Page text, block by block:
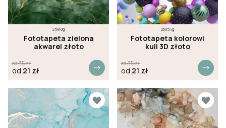
25910g
Fototapeta zielona
akwarel złoto
od35zł
od 21 zł
26054g
Fototapeta kolorowi
kuli 3D złoto
od35zł
od 21 zł